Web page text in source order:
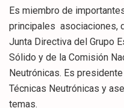
Es miembro de
principales asociaciones,
Junta Directiva del Grupo
Sólido y de la Comisión
Neutrónicas. Es
Técnicas Neutrónicas y
temas.